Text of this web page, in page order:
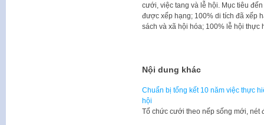
cưới, việc tang và lễ hội. Mục tiêu
được xếp hạng; 100% di tích đã xếp
sách và xã hội hóa; 100% lễ hội thực
Nội dung khác
Chuẩn bị tổng kết 10 năm việc thực
hội
Tổ chức cưới theo nếp sống mới,